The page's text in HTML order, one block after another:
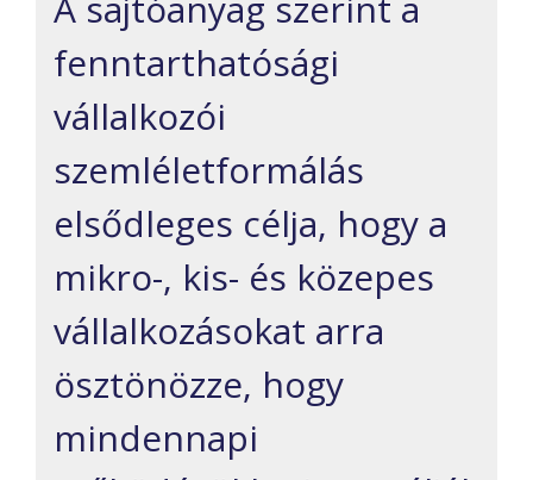
fenntarthatósági
vállalkozói
szemléletformálás
elsődleges célja, hogy a
mikro-, kis- és közepes
vállalkozásokat arra
ösztönözze, hogy
mindennapi